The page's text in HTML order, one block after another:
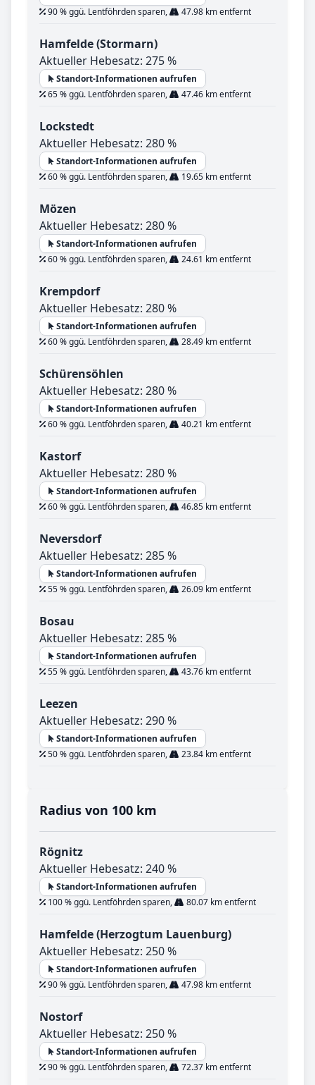
90 % ggü. Lentföhrden sparen,
47.98 km entfernt
Hamfelde (Stormarn)
Aktueller Hebesatz: 275 %
Standort-Informationen aufrufen
65 % ggü. Lentföhrden sparen,
47.46 km entfernt
Lockstedt
Aktueller Hebesatz: 280 %
Standort-Informationen aufrufen
60 % ggü. Lentföhrden sparen,
19.65 km entfernt
Mözen
Aktueller Hebesatz: 280 %
Standort-Informationen aufrufen
60 % ggü. Lentföhrden sparen,
24.61 km entfernt
Krempdorf
Aktueller Hebesatz: 280 %
Standort-Informationen aufrufen
60 % ggü. Lentföhrden sparen,
28.49 km entfernt
Schürensöhlen
Aktueller Hebesatz: 280 %
Standort-Informationen aufrufen
60 % ggü. Lentföhrden sparen,
40.21 km entfernt
Kastorf
Aktueller Hebesatz: 280 %
Standort-Informationen aufrufen
60 % ggü. Lentföhrden sparen,
46.85 km entfernt
Neversdorf
Aktueller Hebesatz: 285 %
Standort-Informationen aufrufen
55 % ggü. Lentföhrden sparen,
26.09 km entfernt
Bosau
Aktueller Hebesatz: 285 %
Standort-Informationen aufrufen
55 % ggü. Lentföhrden sparen,
43.76 km entfernt
Leezen
Aktueller Hebesatz: 290 %
Standort-Informationen aufrufen
50 % ggü. Lentföhrden sparen,
23.84 km entfernt
Radius von 100 km
Rögnitz
Aktueller Hebesatz: 240 %
Standort-Informationen aufrufen
100 % ggü. Lentföhrden sparen,
80.07 km entfernt
Hamfelde (Herzogtum Lauenburg)
Aktueller Hebesatz: 250 %
Standort-Informationen aufrufen
90 % ggü. Lentföhrden sparen,
47.98 km entfernt
Nostorf
Aktueller Hebesatz: 250 %
Standort-Informationen aufrufen
90 % ggü. Lentföhrden sparen,
72.37 km entfernt